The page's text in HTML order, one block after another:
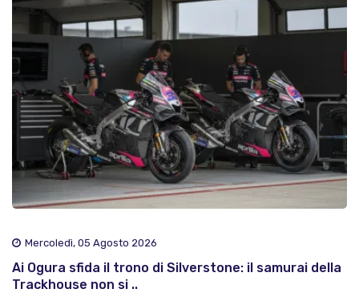
Mercoledì, 05 Agosto 2026
Ai Ogura sfida il trono di Silverstone: il samurai della
Trackhouse non si ..